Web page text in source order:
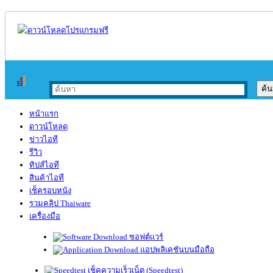
หน้าแรก
ดาวน์โหลด
ข่าวไอที
รีวิว
ทิปส์ไอที
สินค้าไอที
เช็ครอบหนัง
รวมคลิป Thaiware
เครื่องมือ
ซอฟต์แวร์
แอปพลิเคชันบนมือถือ
เช็คความเร็วเน็ต (Speedtest)